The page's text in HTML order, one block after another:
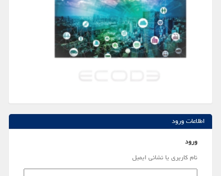
اطلاعات ورود
ورود
نام کاربری یا نشانی ایمیل